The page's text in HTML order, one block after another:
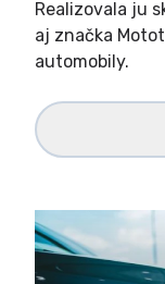
Realizovala ju
aj značka
automobily.